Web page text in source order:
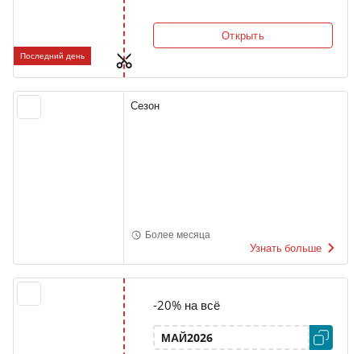
Последний день
Открыть
Сезон
Более месяца
Узнать больше
-20% на всё
МАЙ2026